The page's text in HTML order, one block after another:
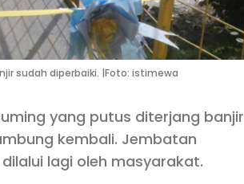
sudah diperbaiki. |Foto: istimewa
yang putus diterjang banjir
kembali. Jembatan
lagi oleh masyarakat.